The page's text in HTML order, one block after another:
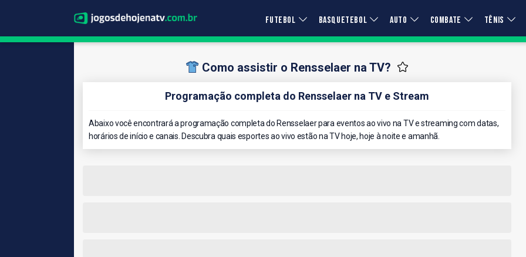
FUTEBOL BASQUETEBOL AUTO COMBATE TÊNIS
Como assistir o Rensselaer na TV?
Programação completa do Rensselaer na TV e Stream
Abaixo você encontrará a programação completa do Rensselaer para eventos ao vivo na TV e streaming com datas,
horários de início e canais. Descubra quais esportes ao vivo estão na TV hoje, hoje à noite e amanhã.